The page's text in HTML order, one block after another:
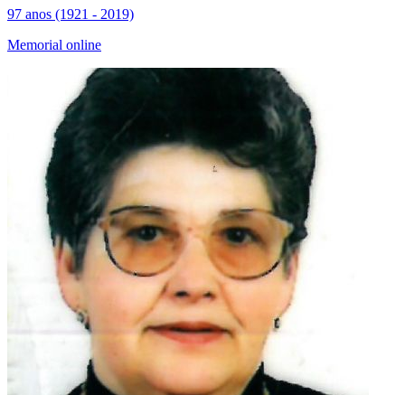
97 anos (1921 - 2019)
Memorial online